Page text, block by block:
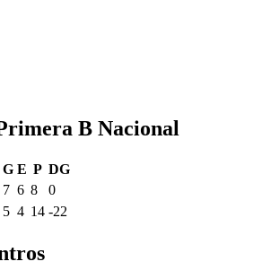
B Nacional
G E P DG
7 6 8
0
5 4 14 -22